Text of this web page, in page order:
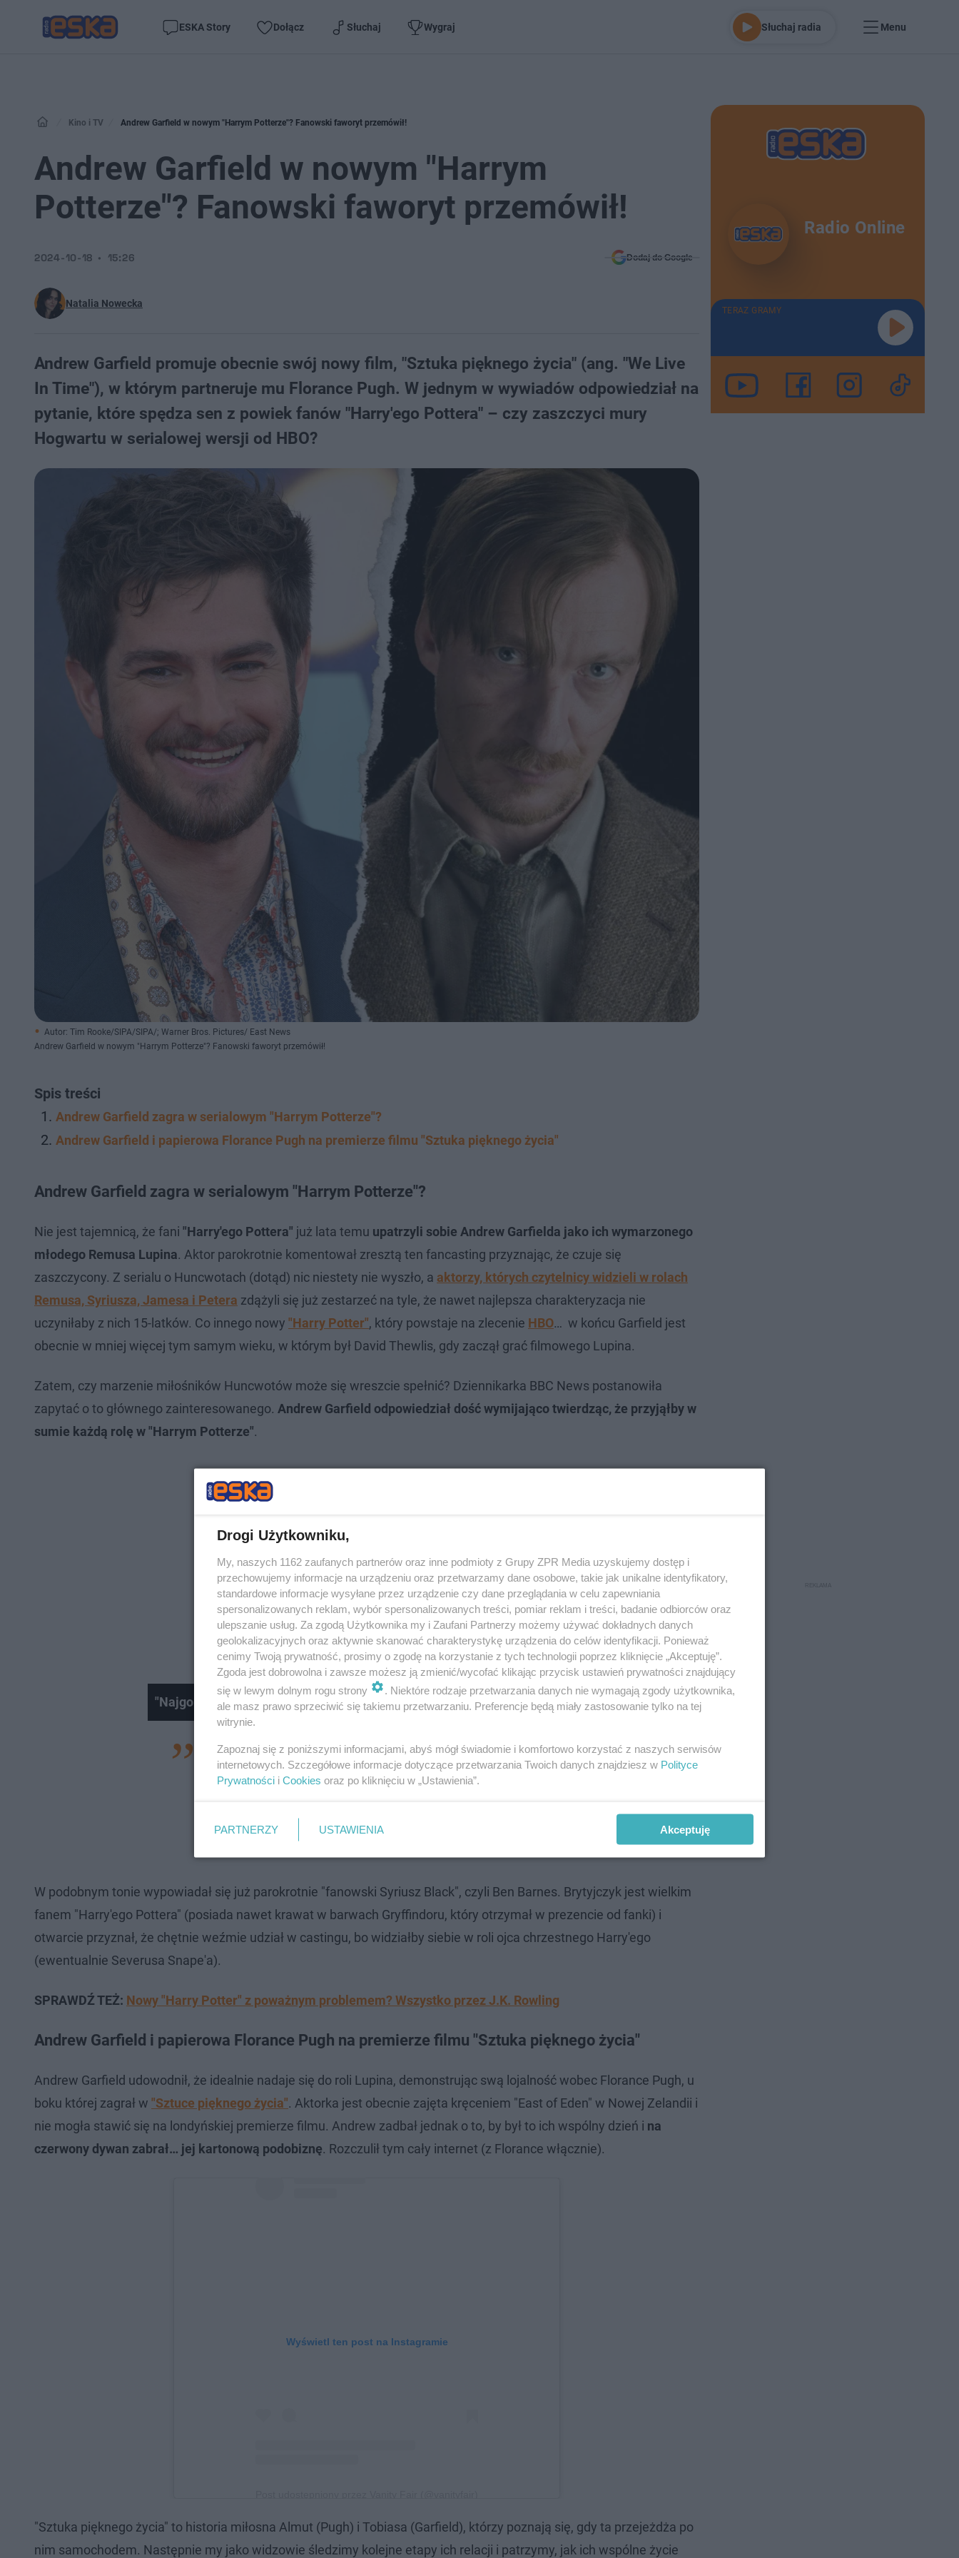
ESKA Story Dołącz Słuchaj Wygraj Słuchaj radia Menu
Kino i TV Andrew Garfield w nowym "Harrym Potterze"? Fanowski faworyt przemówił!
Andrew Garfield w nowym "Harrym
Potterze"? Fanowski faworyt przemówił!
Natalia Nowecka
2024-10-18 15:26 Dodaj do Google
Andrew Garfield promuje obecnie swój nowy film, "Sztuka pięknego życia" (ang. "We Live
In Time"), w którym partneruje mu Florance Pugh. W jednym w wywiadów odpowiedział na
pytanie, które spędza sen z powiek fanów "Harry'ego Pottera" – czy zaszczyci mury
Hogwartu w serialowej wersji od HBO?
Autor: Tim Rooke/SIPA/SIPA/; Warner Bros. Pictures/ East News
Andrew Garfield w nowym "Harrym Potterze"? Fanowski faworyt przemówił!
Spis treści
Andrew Garfield zagra w serialowym "Harrym Potterze"?
Andrew Garfield i papierowa Florance Pugh na premierze filmu "Sztuka pięknego życia"
Andrew Garfield zagra w serialowym "Harrym Potterze"?
Nie jest tajemnicą, że fani "Harry'ego Pottera" już lata temu upatrzyli sobie Andrew Garfielda jako ich wymarzonego
młodego Remusa Lupina. Aktor parokrotnie komentował zresztą ten fancasting przyznając, że czuje się
zaszczycony. Z serialu o Huncwotach (dotąd) nic niestety nie wyszło, a aktorzy, których czytelnicy widzieli w rolach
Remusa, Syriusza, Jamesa i Petera zdążyli się już zestarzeć na tyle, że nawet najlepsza charakteryzacja nie
uczyniłaby z nich 15-latków. Co innego nowy "Harry Potter", który powstaje na zlecenie HBO… w końcu Garfield jest
obecnie w mniej więcej tym samym wieku, w którym był David Thewlis, gdy zaczął grać filmowego Lupina.
Zatem, czy marzenie miłośników Huncwotów może się wreszcie spełnić? Dziennikarka BBC News postanowiła
zapytać o to głównego zainteresowanego. Andrew Garfield odpowiedział dość wymijająco twierdząc, że przyjąłby w
sumie każdą rolę w "Harrym Potterze".
"Najgorsze" castingi, które pokochali widzowie
BBC:Widziano Cię w roli młodego Remusa Lupina. Byłbyś gotów
zagrać w reboocie?
odpowiedzieć. Powiem tak: przyjąłbym każdą rolę, jaką by mi
W podobnym tonie wypowiadał się już parokrotnie "fanowski Syriusz Black", czyli Ben Barnes. Brytyjczyk jest wielkim
fanem "Harry'ego Pottera" (posiada nawet krawat w barwach Gryffindoru, który otrzymał w prezencie od fanki) i
otwarcie przyznał, że chętnie weźmie udział w castingu, bo widziałby siebie w roli ojca chrzestnego Harry'ego
(ewentualnie Severusa Snape'a).
SPRAWDŹ TEŻ: Nowy "Harry Potter" z poważnym problemem? Wszystko przez J.K. Rowling
Andrew Garfield i papierowa Florance Pugh na premierze filmu "Sztuka pięknego życia"
Andrew Garfield udowodnił, że idealnie nadaje się do roli Lupina, demonstrując swą lojalność wobec Florance Pugh, u
boku której zagrał w "Sztuce pięknego życia". Aktorka jest obecnie zajęta kręceniem "East of Eden" w Nowej Zelandii i
nie mogła stawić się na londyńskiej premierze filmu. Andrew zadbał jednak o to, by był to ich wspólny dzień i na
czerwony dywan zabrał… jej kartonową podobiznę. Rozczulił tym cały internet (z Florance włącznie).
Wyświetl ten post na Instagramie
"Sztuka pięknego życia" to historia miłosna Almut (Pugh) i Tobiasa (Garfield), którzy poznają się, gdy ta przejeżdża po
nim samochodem. Następnie my jako widzowie śledzimy kolejne etapy ich relacji i patrzymy, jak ich wspólne życie
Radio Online
TERAZ GRAMY
Drogi Użytkowniku,
My, naszych 1162 zaufanych partnerów oraz inne podmioty z Grupy ZPR Media uzyskujemy dostęp i
przechowujemy informacje na urządzeniu oraz przetwarzamy dane osobowe, takie jak unikalne identyfikatory,
standardowe informacje wysyłane przez urządzenie czy dane przeglądania w celu zapewniania
spersonalizowanych reklam, wybór spersonalizowanych treści, pomiar reklam i treści, badanie odbiorców oraz
ulepszanie usług. Za zgodą Użytkownika my i Zaufani Partnerzy możemy używać dokładnych danych
geolokalizacyjnych oraz aktywnie skanować charakterystykę urządzenia do celów identyfikacji. Ponieważ
cenimy Twoją prywatność, prosimy o zgodę na korzystanie z tych technologii poprzez kliknięcie „Akceptuję”.
Zgoda jest dobrowolna i zawsze możesz ją zmienić/wycofać klikając przycisk ustawień prywatności znajdujący
się w lewym dolnym rogu strony
. Niektóre rodzaje przetwarzania danych nie wymagają zgody użytkownika,
ale masz prawo sprzeciwić się takiemu przetwarzaniu. Preferencje będą miały zastosowanie tylko na tej
witrynie.
Zapoznaj się z poniższymi informacjami, abyś mógł świadomie i komfortowo korzystać z naszych serwisów
internetowych. Szczegółowe informacje dotyczące przetwarzania Twoich danych znajdziesz w Polityce
Prywatności i Cookies oraz po kliknięciu w „Ustawienia”.
PARTNERZY USTAWIENIA Akceptuję